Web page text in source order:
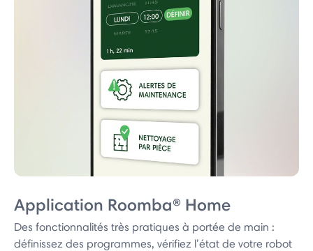
Application Roomba® Home
Des fonctionnalités très pratiques à portée de main :
définissez des programmes, vérifiez l’état de votre robot